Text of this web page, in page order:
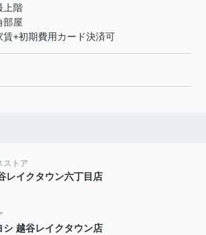
上階
部屋
賃+初期費用カード決済可
ストア
レイクタウン六丁目店
シ 越谷レイクタウン店